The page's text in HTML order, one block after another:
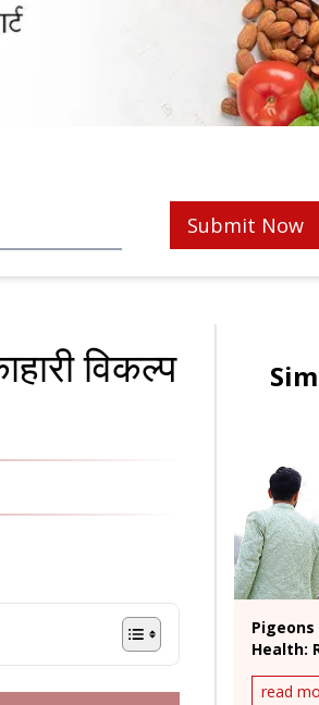
Submit Now
विकल्प
Pigeons
Health:
Diseases
read